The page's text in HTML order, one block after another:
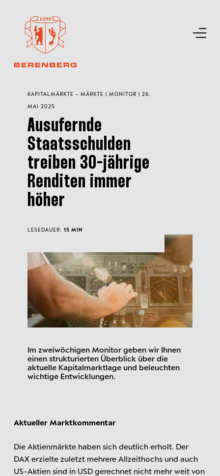
Im zweiwöchigen Monitor geben wir Ihnen
einen strukturierten Überblick über die
aktuelle Kapitalmarktlage und beleuchten
wichtige Entwicklungen.
KAPITALMÄRKTE - MÄRKTE | MONITOR | 26.
MAI 2025
Ausufernde
Staatsschulden
treiben 30-jährige
Renditen immer
höher
LESEDAUER: 15 MIN
Aktueller Marktkommentar
Die Aktienmärkte haben sich deutlich erholt. Der
DAX erzielte zuletzt mehrere Allzeithochs und auch
US-Aktien sind in USD gerechnet nicht mehr weit von